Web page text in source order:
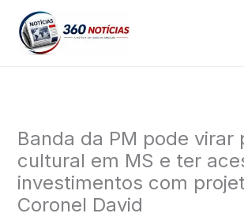
para
conteúdo
Banda da PM pode virar
cultural em MS e ter
investimentos com
Coronel David